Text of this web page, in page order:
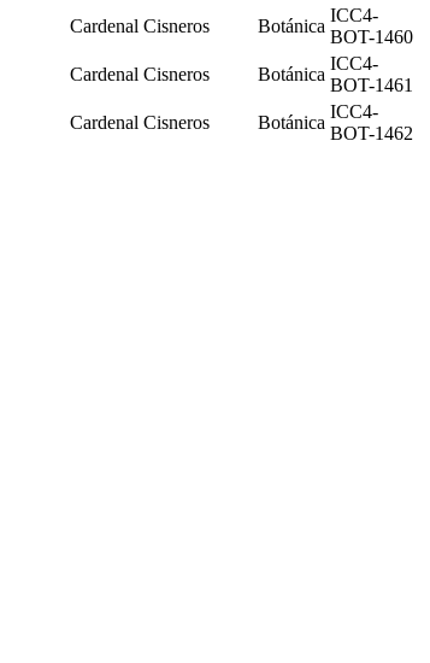
Cardenal Cisneros Botánica
ICC4-
BOT-1460
Cardenal Cisneros Botánica
ICC4-
BOT-1461
Cardenal Cisneros Botánica
ICC4-
BOT-1462